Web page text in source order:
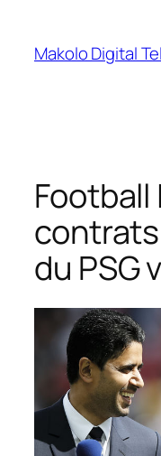
Makolo Digital
Football
du PSG